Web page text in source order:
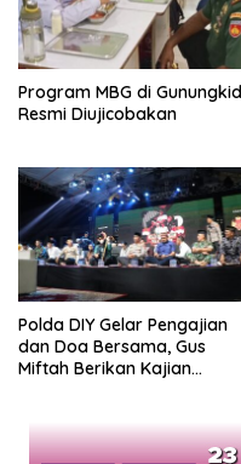
Program MBG di
Resmi Diujicobakan
Polda DIY Gelar Pengajian
dan Doa Bersama, Gus
Miftah Berikan Kajian